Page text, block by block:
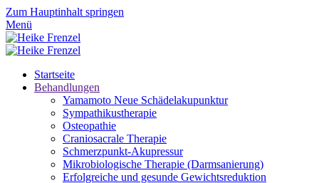
Zum Hauptinhalt springen
Menü
Startseite
Behandlungen
Yamamoto Neue Schädelakupunktur
Sympathikustherapie
Osteopathie
Craniosacrale Therapie
Schmerzpunkt-Akupressur
Mikrobiologische Therapie (Darmsanierung)
Erfolgreiche und gesunde Gewichtsreduktion